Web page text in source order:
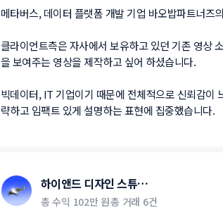
메타버스, 데이터 플랫폼 개발 기업 바오밥파트너즈
클라이언트측은 자사에서 보유하고 있던 기존 영상
을 보여주는 영상을 제작하고 싶어 하셨습니다.
빅데이터, IT 기업이기 때문에 전체적으로 신뢰감이
략하고 임팩트 있게 설명하는 표현에 집중했습니다.
하이앤드 디자인 스튜디
오
총 수익 102만 원총 거래 6건